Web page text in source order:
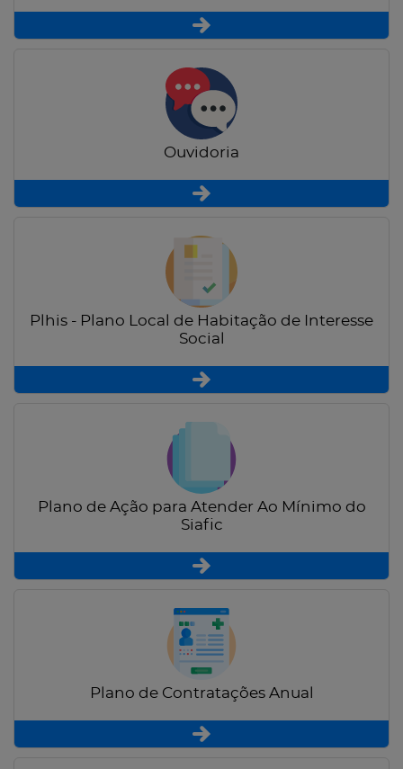
Ouvidoria
Plhis - Plano Local de Habitação de Interesse
Social
Plano de Ação para Atender Ao Mínimo do
Siafic
Plano de Contratações Anual